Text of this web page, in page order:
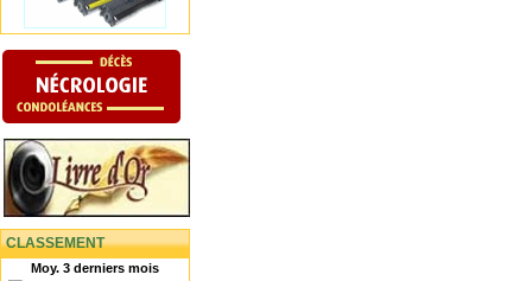
CLASSEMENT
Moy. 3 derniers mois